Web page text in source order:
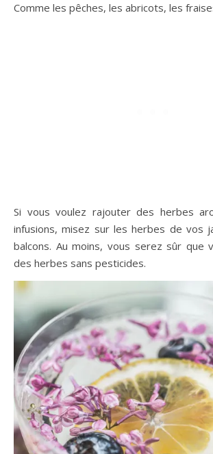
Comme les pêches, les abricots, les
Si vous voulez rajouter des herbes
infusions, misez sur les herbes de vos
balcons. Au moins, vous serez sûr que
des herbes sans pesticides.